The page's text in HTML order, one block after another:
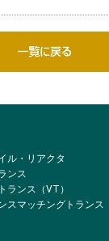
ル・リアクタ
ンス
ランス（VT）
スマッチングトランス